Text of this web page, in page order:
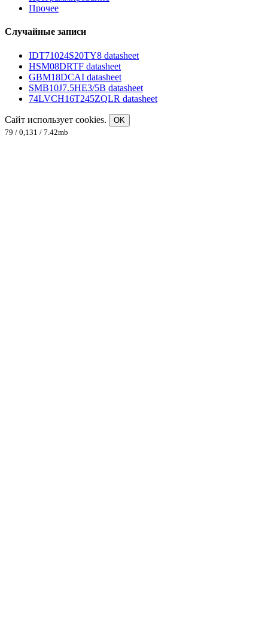
Прочее
Случайные записи
IDT71024S20TY8 datasheet
HSM08DRTF datasheet
GBM18DCAI datasheet
SMB10J7.5HE3/5B datasheet
74LVCH16T245ZQLR datasheet
Сайт использует cookies.
OK
79 / 0,131 / 7.42mb